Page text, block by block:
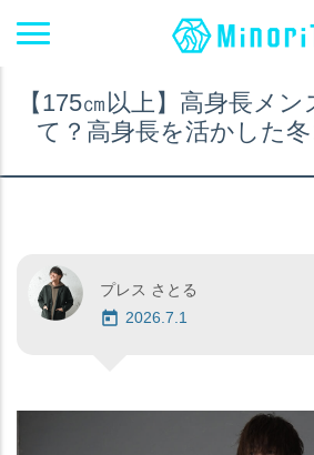
【175㎝以上】高身長メ
て？高身長を活かした
プレス さとる
2026.7.1